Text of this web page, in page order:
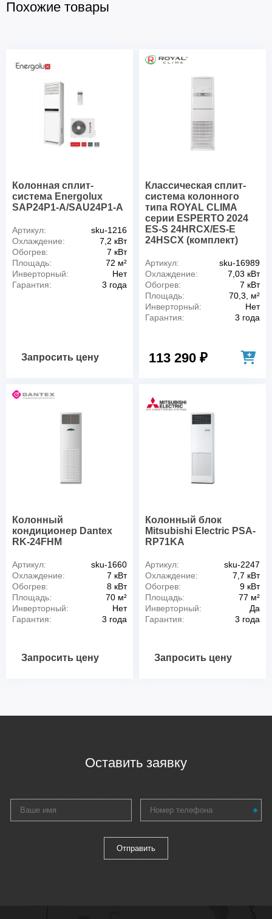
Похожие товары
Колонная сплит-
система Energolux
SAP24P1-A/SAU24P1-A
Артикул:
sku-1216
Охлаждение:
7,2 кВт
Обогрев:
7 кВт
Площадь:
72 м²
Инверторный:
Нет
Гарантия:
3 года
Запросить цену
Классическая сплит-
система колонного
типа ROYAL CLIMA
серии ESPERTO 2024
ES-S 24HRCX/ES-E
24HSCX (комплект)
Артикул:
sku-16989
Охлаждение:
7,03 кВт
Обогрев:
7 кВт
Площадь:
70,3, м²
Инверторный:
Нет
Гарантия:
3 года
113 290 ₽
Колонный
кондиционер Dantex
RK-24FHM
Артикул:
sku-1660
Охлаждение:
7 кВт
Обогрев:
8 кВт
Площадь:
70 м²
Инверторный:
Нет
Гарантия:
3 года
Запросить цену
Колонный блок
Mitsubishi Electric PSA-
RP71KA
Артикул:
sku-2247
Охлаждение:
7,7 кВт
Обогрев:
9 кВт
Площадь:
77 м²
Инверторный:
Да
Гарантия:
3 года
Запросить цену
Оставить заявку